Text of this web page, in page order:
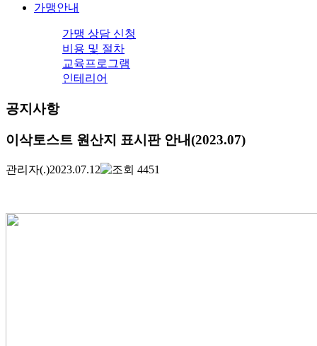
가맹안내
가맹 상담 신청
비용 및 절차
교육프로그램
인테리어
공지사항
이삭토스트 원산지 표시판 안내(2023.07)
관리자(.)2023.07.12 4451